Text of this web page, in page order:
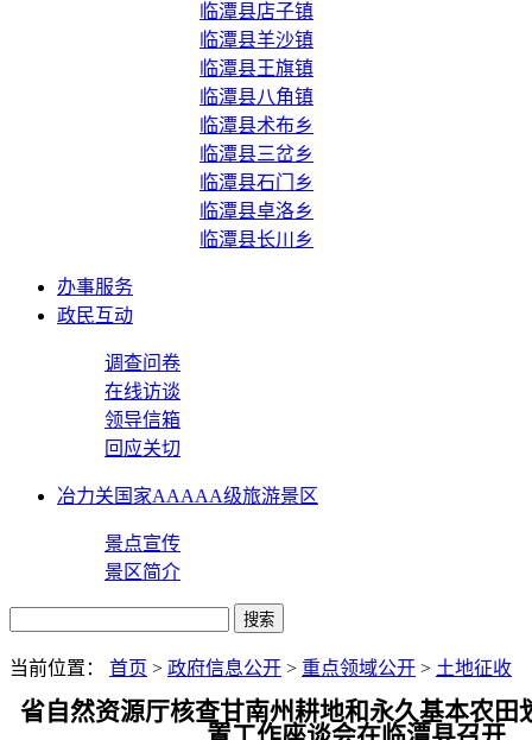
临潭县店子镇
临潭县羊沙镇
临潭县王旗镇
临潭县八角镇
临潭县术布乡
临潭县三岔乡
临潭县石门乡
临潭县卓洛乡
临潭县长川乡
办事服务
政民互动
调查问卷
在线访谈
领导信箱
回应关切
冶力关国家AAAAA级旅游景区
景点宣传
景区简介
当前位置： 首页 > 政府信息公开 > 重点领域公开 > 土地征收
省自然资源厅核查甘南州耕地和永久基本农田